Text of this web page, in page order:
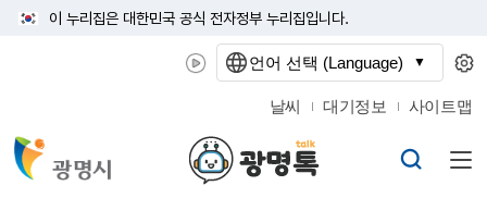
이 누리집은 대한민국 공식 전자정부 누리집입니다.
날씨 대기정보 사이트맵
언어 선택 (Language)